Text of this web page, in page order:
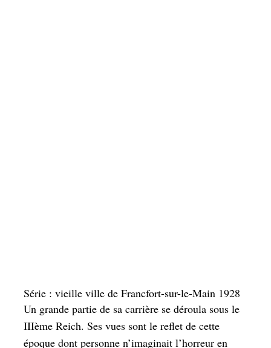
Série : vieille ville de Francfort-sur-le-Main 1928
Un grande partie de sa carrière se déroula sous le
IIIème Reich. Ses vues sont le reflet de cette
époque dont personne n’imaginait l’horreur en